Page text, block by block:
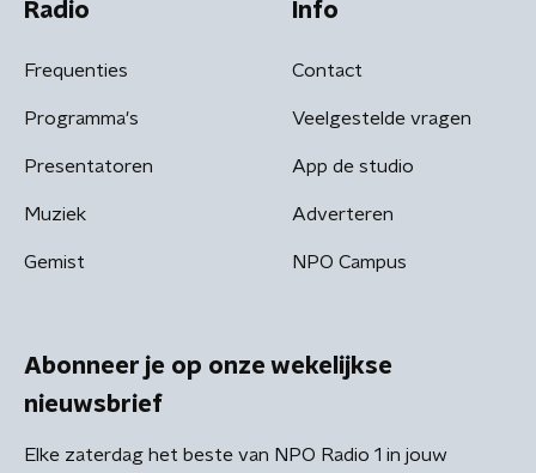
Radio
Frequenties
Programma's
Presentatoren
Muziek
Gemist
Info
Contact
Veelgestelde vragen
App de studio
Adverteren
NPO Campus
Abonneer je op onze wekelijkse
nieuwsbrief
Elke zaterdag het beste van NPO Radio 1 in jouw